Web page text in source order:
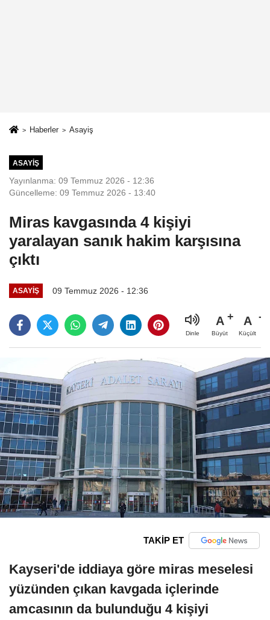
Haberler Asayiş
ASAYIŞ
Yayınlanma: 09 Temmuz 2026 - 12:36
Güncelleme: 09 Temmuz 2026 - 13:40
Miras kavgasında 4 kişiyi
yaralayan sanık hakim karşısına
çıktı
ASAYIŞ 09 Temmuz 2026 - 12:36
Dinle
A
Büyüt
A
Küçült
TAKİP ET
Kayseri'de iddiaya göre miras meselesi
yüzünden çıkan kavgada içlerinde
amcasının da bulunduğu 4 kişiyi